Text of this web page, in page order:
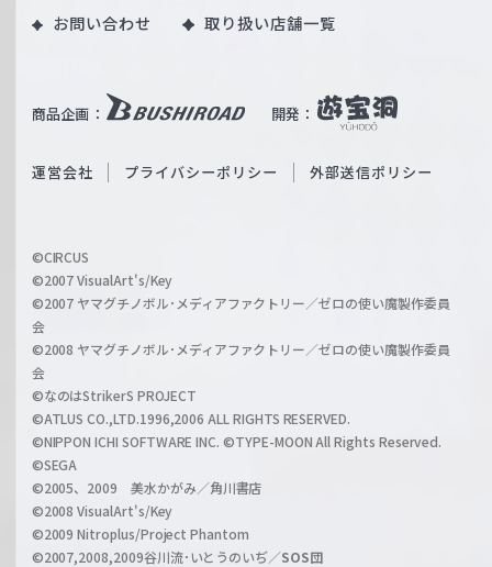
W
ß
c
a
r
z
商品企画： 開発：
u
b
O
i
l
h
a
n
l
お問い合わせ 取り扱い店舗一覧
運営会社 プライバシーポリシー 外部送信ポリシー
©CIRCUS
©2007 VisualArt's/Key
©2007 ヤマグチノボル･メディアファクトリー／ゼロの使い魔製作委員
会
©2008 ヤマグチノボル･メディアファクトリー／ゼロの使い魔製作委員
会
©なのはStrikerS PROJECT
©ATLUS CO.,LTD.1996,2006 ALL RIGHTS RESERVED.
©NIPPON ICHI SOFTWARE INC. ©TYPE-MOON All Rights Reserved.
©SEGA
©2005、2009 美水かがみ／角川書店
©2008 VisualArt's/Key
©2009 Nitroplus/Project Phantom
©2007,2008,2009谷川流･いとうのいぢ／SOS団